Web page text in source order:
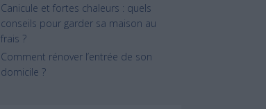
Canicule et fortes chaleurs : quels
conseils pour garder sa maison au
frais ?
Comment rénover l’entrée de son
domicile ?